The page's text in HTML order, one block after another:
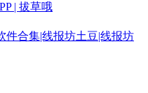
| 拔草哦
件合集|线报坊土豆|线报坊